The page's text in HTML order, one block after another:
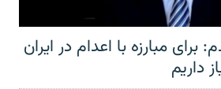
مبارزه با اعدام در ایران
داریم